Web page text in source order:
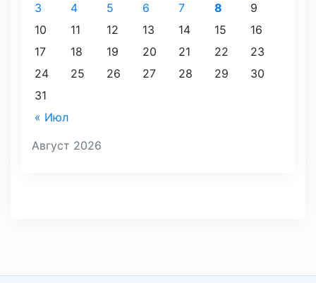
Август 2026
« Июл
3
4 5 6 7 8
9
10
11 12 13 14 15
16
17
18 19 20 21 22
23
24
25 26 27 28 29
30
31